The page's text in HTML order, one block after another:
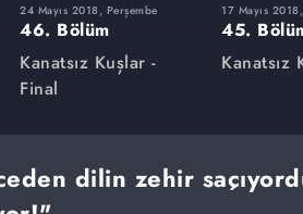
24 Mayıs 2018, Perşembe
46. Bölüm
Kanatsız Kuşlar -
Final
17 Mayıs
45.
Kanatsız
dilin zehir